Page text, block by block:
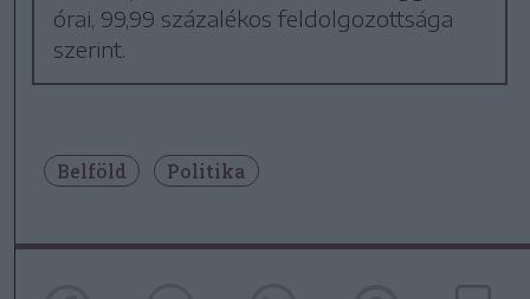
órai, 99,99 százalékos feldolgozottsága
szerint.
Belföld Politika